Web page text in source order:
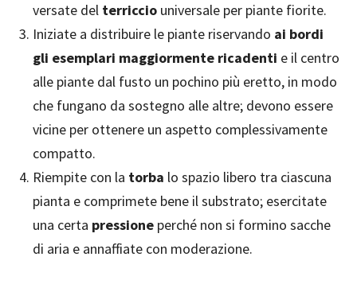
versate del terriccio universale per piante fiorite.
Iniziate a distribuire le piante riservando ai bordi
gli esemplari maggiormente ricadenti e il centro
alle piante dal fusto un pochino più eretto, in modo
che fungano da sostegno alle altre; devono essere
vicine per ottenere un aspetto complessivamente
compatto.
Riempite con la torba lo spazio libero tra ciascuna
pianta e comprimete bene il substrato; esercitate
una certa pressione perché non si formino sacche
di aria e annaffiate con moderazione.